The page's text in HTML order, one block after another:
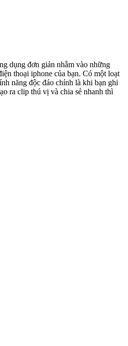
dụng đơn giản nhằm vào những